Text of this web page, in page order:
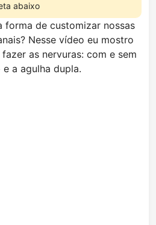
abaixo
forma de customizar nossas
Nesse vídeo eu mostro
as nervuras: com e sem
a agulha dupla.